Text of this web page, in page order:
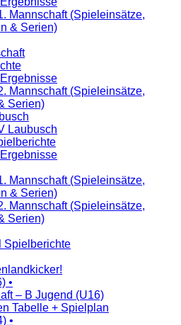
Mannschaft (Spieleinsätze,
& Serien)
Mannschaft (Spieleinsätze,
Serien)
Laubusch
Mannschaft (Spieleinsätze,
& Serien)
Mannschaft (Spieleinsätze,
Serien)
Spielberichte
•
– B Jugend (U16)
Tabelle + Spielplan
•